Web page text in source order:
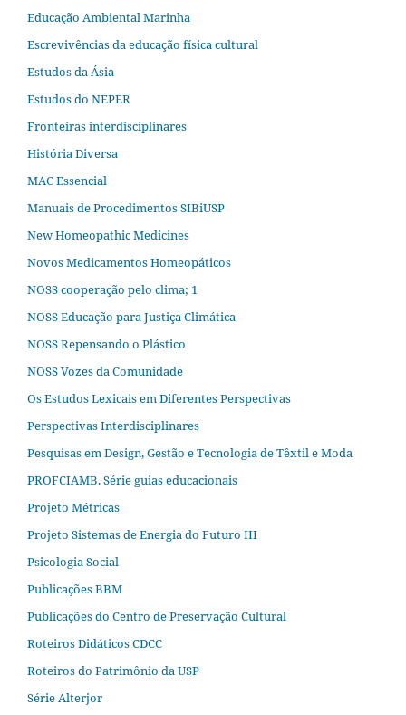
Educação Ambiental Marinha
Escrevivências da educação física cultural
Estudos da Ásia​
Estudos do NEPER
Fronteiras interdisciplinares
História Diversa
MAC Essencial
Manuais de Procedimentos SIBiUSP
New Homeopathic Medicines
Novos Medicamentos Homeopáticos
NOSS cooperação pelo clima; 1
NOSS Educação para Justiça Climática
NOSS Repensando o Plástico
NOSS Vozes da Comunidade
Os Estudos Lexicais em Diferentes Perspectivas
Perspectivas Interdisciplinares
Pesquisas em Design, Gestão e Tecnologia de Têxtil e Moda
PROFCIAMB. Série guias educacionais
Projeto Métricas
Projeto Sistemas de Energia do Futuro III
Psicologia Social
Publicações BBM
Publicações do Centro de Preservação Cultural
Roteiros Didáticos CDCC
Roteiros do Patrimônio da USP
Série Alterjor